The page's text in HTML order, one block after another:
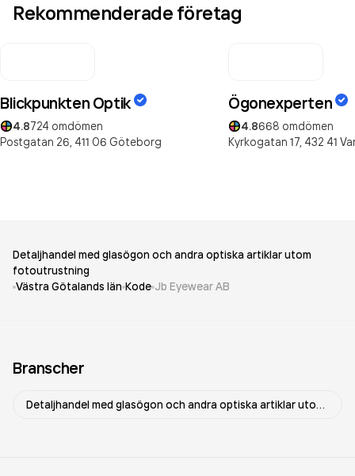
Rekommenderade företag
Blickpunkten Optik
4.8724 omdömen
Postgatan 26, 411 06 Göteborg
Ögonexperten
4.8668 omdömen
Kyrkogatan 17, 432 41
Detaljhandel med glasögon och andra optiska artiklar utom
fotoutrustning
Västra Götalands län Kode Jb Eyewear AB
Branscher
Detaljhandel med glasögon och andra optiska artiklar utom fotoutrustning